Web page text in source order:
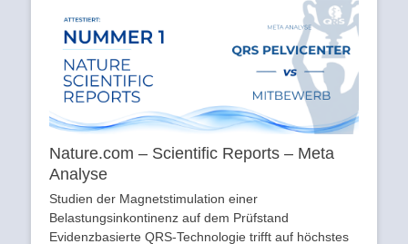
Nature.com – Scientific Reports – Meta
Analyse
Studien der Magnetstimulation einer
Belastungsinkontinenz auf dem Prüfstand
Evidenzbasierte QRS-Technologie trifft auf höchstes